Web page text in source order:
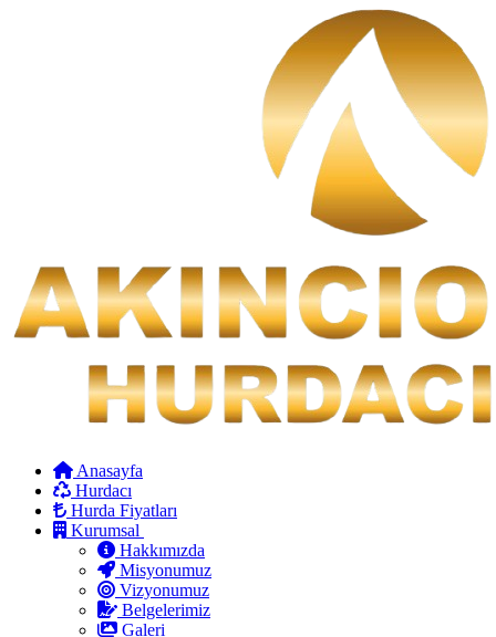
Anasayfa
Hurdacı
Hurda Fiyatları
Kurumsal
Hakkımızda
Misyonumuz
Vizyonumuz
Belgelerimiz
Galeri